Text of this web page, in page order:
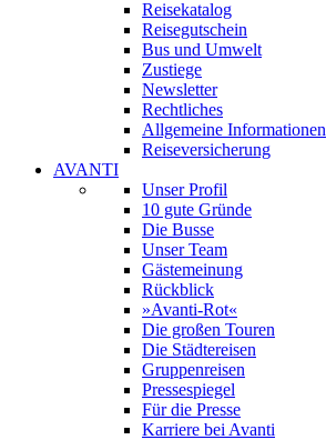
Reisekatalog
Reisegutschein
Bus und Umwelt
Zustiege
Newsletter
Rechtliches
Allgemeine Informationen
Reiseversicherung
AVANTI
Unser Profil
10 gute Gründe
Die Busse
Unser Team
Gästemeinung
Rückblick
»Avanti-Rot«
Die großen Touren
Die Städtereisen
Gruppenreisen
Pressespiegel
Für die Presse
Karriere bei Avanti